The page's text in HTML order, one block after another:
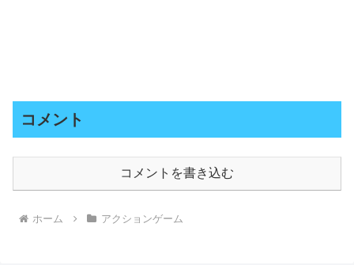
コメント
コメントを書き込む
ホーム アクションゲーム